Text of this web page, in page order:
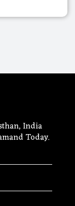
India
Today.